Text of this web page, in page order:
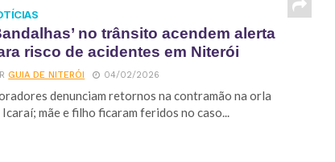
no trânsito acendem alerta
risco de acidentes em Niterói
GUIA DE NITERÓI 04/02/2026
denunciam retornos na contramão na orla
Icaraí; mãe e filho ficaram feridos no caso...